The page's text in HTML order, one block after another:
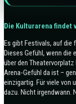
Die Kulturarena findet
Es gibt Festivals, auf die
Dieses Gefühl, wenn die
über den
Arena-Gefühl da ist –
einzigartig. Für viele von
dazu. Nicht irgendwann.